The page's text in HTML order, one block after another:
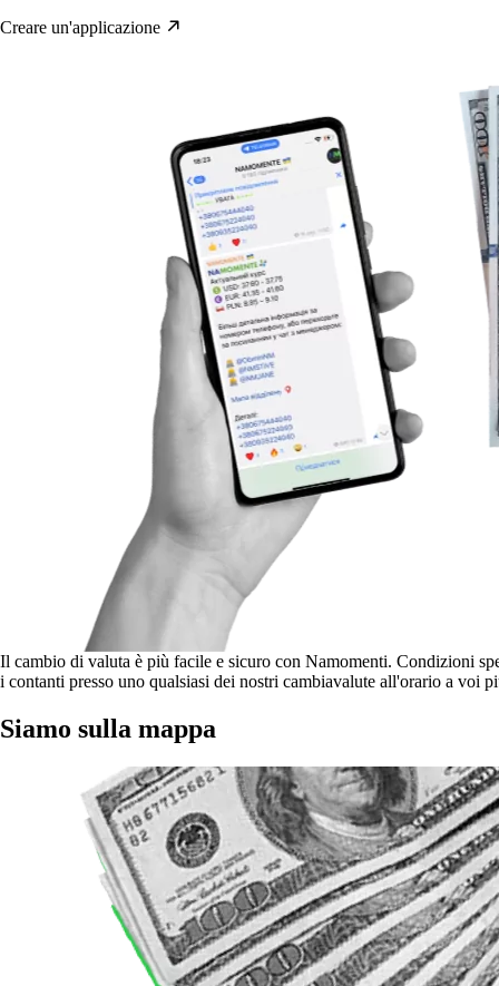
Creare un'applicazione
Il cambio di valuta è più facile e sicuro con Namomenti. Condizioni
i contanti presso uno qualsiasi dei nostri cambiavalute all'orario a voi
Siamo sulla mappa